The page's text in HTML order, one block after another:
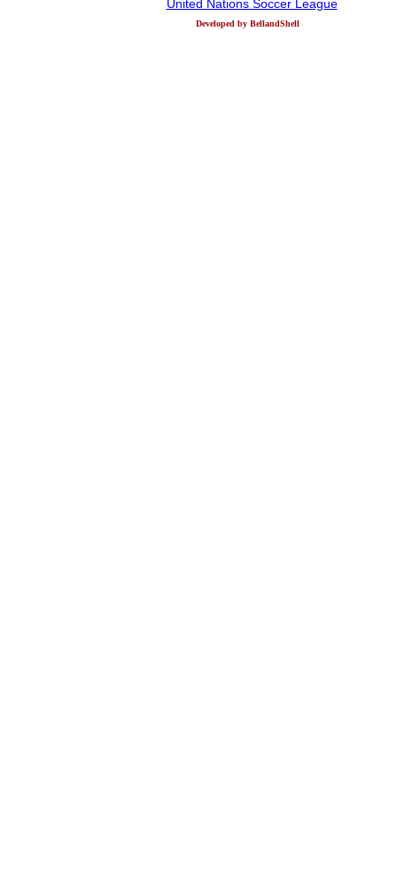
United Nations Soccer League
Developed by BellandShell